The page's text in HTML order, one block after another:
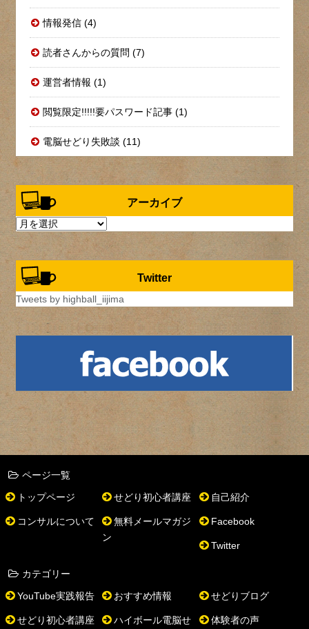
情報発信 (4)
読者さんからの質問 (7)
運営者情報 (1)
閲覧限定!!!!!要パスワード記事 (1)
電脳せどり失敗談 (11)
アーカイブ
ア
イ
ブ
Twitter
Tweets by highball_iijima
ページ一覧
トップページ
せどり初心者講座 自己紹介
コンサルについて
無料メールマガジ
ン
Facebook
Twitter
カテゴリー
YouTube実践報告
おすすめ情報 せどりブログ
せどり初心者講座 ハイボール電脳せ 体験者の声